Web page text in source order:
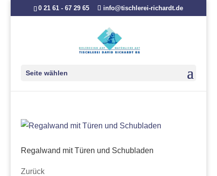
0 21 61 - 67 29 65 info@tischlerei-richardt.de
Seite wählen
Regalwand mit Türen und Schubladen
Zurück